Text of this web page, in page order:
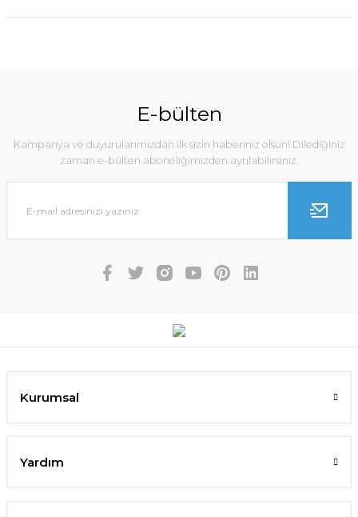
E-bülten
Kampanya ve duyurularımızdan ilk sizin haberiniz olsun! Dilediğiniz
zaman e-bülten aboneliğimizden ayrılabilirsiniz.
Kurumsal
Yardım